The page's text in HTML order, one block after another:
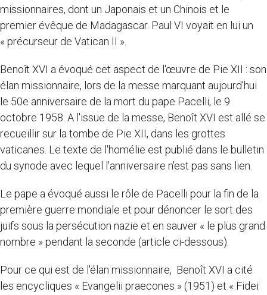
missionnaires, dont un Japonais et un Chinois et le
premier évêque de Madagascar. Paul VI voyait en lui un
« précurseur de Vatican II ».
Benoît XVI a évoqué cet aspect de l'œuvre de Pie XII : son
élan missionnaire, lors de la messe marquant aujourd'hui
le 50e anniversaire de la mort du pape Pacelli, le 9
octobre 1958. A l'issue de la messe, Benoît XVI est allé se
recueillir sur la tombe de Pie XII, dans les grottes
vaticanes. Le texte de l'homélie est publié dans le bulletin
du synode avec lequel l'anniversaire n'est pas sans lien.
Le pape a évoqué aussi le rôle de Pacelli pour la fin de la
première guerre mondiale et pour dénoncer le sort des
juifs sous la persécution nazie et en sauver « le plus grand
nombre » pendant la seconde (article ci-dessous).
Pour ce qui est de l'élan missionnaire, Benoît XVI a cité
les encycliques « Evangelii praecones » (1951) et « Fidei